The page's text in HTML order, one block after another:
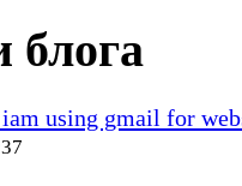
блога
using gmail for